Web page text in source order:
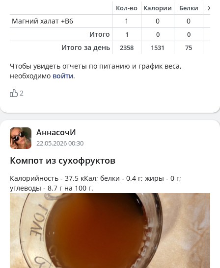
Кол-во Калории Белки
Магний халат +B6 1 0 0
Итого
1 0 0
Итого за день 2358 1531 75
Чтобы увидеть отчеты по питанию и график веса,
необходимо войти.
2
АннасочИ
22.05.2026 00:30
Компот из сухофруктов
Калорийность - 37.5 кКал; белки - 0.4 г; жиры - 0 г;
углеводы - 8.7 г на 100 г.